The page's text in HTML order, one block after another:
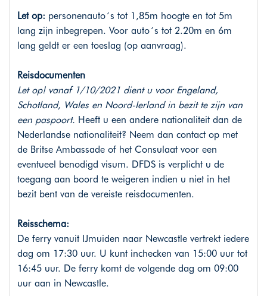
Let op: personenauto´s tot 1,85m hoogte en tot 5m
lang zijn inbegrepen. Voor auto´s tot 2.20m en 6m
lang geldt er een toeslag (op aanvraag).
Reisdocumenten
Let op! vanaf 1/10/2021 dient u voor Engeland,
Schotland, Wales en Noord-Ierland in bezit te zijn van
een paspoort. Heeft u een andere nationaliteit dan de
Nederlandse nationaliteit? Neem dan contact op met
de Britse Ambassade of het Consulaat voor een
eventueel benodigd visum. DFDS is verplicht u de
toegang aan boord te weigeren indien u niet in het
bezit bent van de vereiste reisdocumenten.
Reisschema:
De ferry vanuit IJmuiden naar Newcastle vertrekt iedere
dag om 17:30 uur. U kunt inchecken van 15:00 uur tot
16:45 uur. De ferry komt de volgende dag om 09:00
uur aan in Newcastle.